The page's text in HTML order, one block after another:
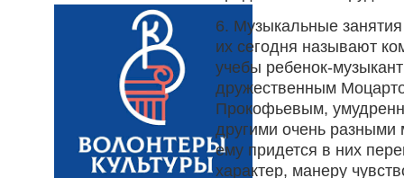
6. Музыкальные
их сегодня называют
учебы ребенок-
дружественным
Прокофьевым,
другими очень
ему придется в них
характер, манеру